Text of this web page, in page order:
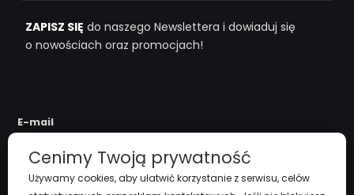
Regulamin
ZAPISZ SIĘ do naszego Newslettera i dowiaduj się
o nowościach oraz promocjach!
E-mail
Cenimy Twoją prywatność
Używamy cookies, aby ułatwić korzystanie z serwisu, celów